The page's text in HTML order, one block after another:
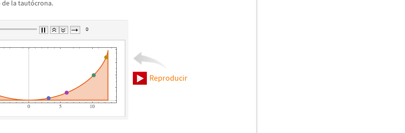
de la tautócrona.
Reproducir